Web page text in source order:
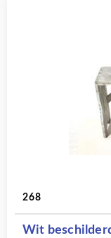
268
Wit